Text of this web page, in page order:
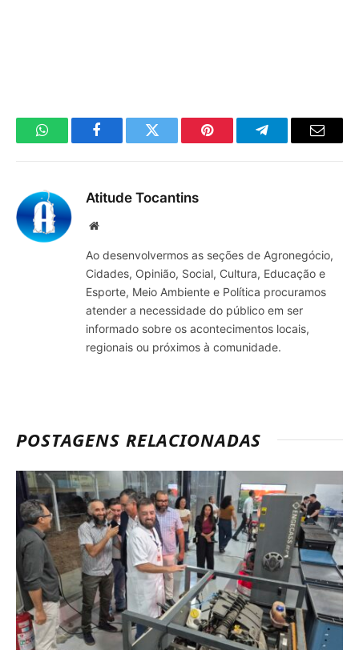
WhatsAppFacebookTwitter Pinterest TelegramaE-
Atitude Tocantins
Site
Ao desenvolvermos as seções de Agronegócio,
Cidades, Opinião, Social, Cultura, Educação e
Esporte, Meio Ambiente e Política procuramos
atender a necessidade do público em ser
informado sobre os acontecimentos locais,
regionais ou próximos à comunidade.
POSTAGENS RELACIONADAS